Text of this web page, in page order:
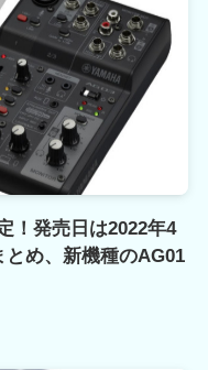
！発売日は2022年4
め、新機種のAG01